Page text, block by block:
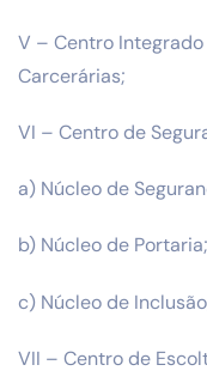
V – Centro
Carcerárias;
VI – Centro de
a) Núcleo de
b) Núcleo de Portaria;
c) Núcleo de
VII – Centro de